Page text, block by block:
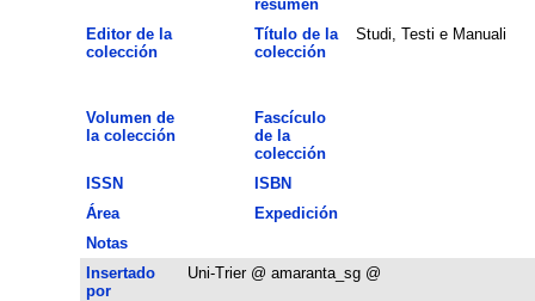
resumen
Editor de la
colección
Título de la
colección
Studi, Testi e Manuali
Volumen de
la colección
Fascículo
de la
colección
ISSN
ISBN
Área
Expedición
Notas
Insertado
por
Uni-Trier @ amaranta_sg @